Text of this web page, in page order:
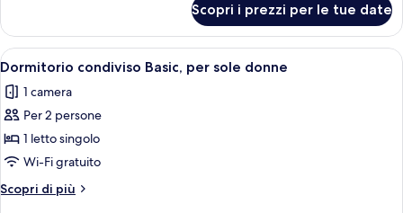
misto
condiviso
Basic,
dormitorio
Scopri i prezzi per le tue date
Apri
tutte
le
foto
per
Dormitorio
condiviso
Basic,
Filea di letti a castello in legno con
8
Dormitorio condiviso Basic, per sole donne
1 camera
Per 2 persone
1 letto singolo
Wi-Fi gratuito
Scopri di più
Altri